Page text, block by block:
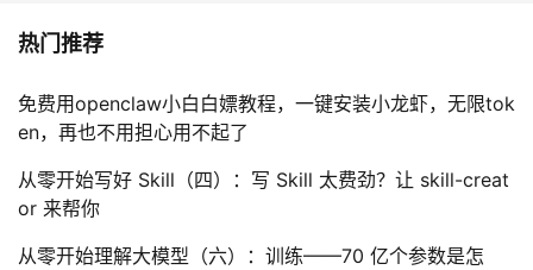
热门推荐
免费用openclaw小白白嫖教程，一键安装小龙虾，无限tok
en，再也不用担心用不起了
从零开始写好 Skill（四）：写 Skill 太费劲？让 skill-creat
or 来帮你
从零开始理解大模型（六）：训练——70 亿个参数是怎